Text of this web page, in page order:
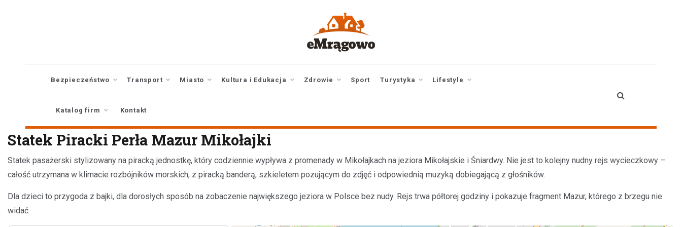
newsy
Bezpieczeństwo Transport Miasto Kultura i Edukacja Zdrowie Sport Turystyka Lifestyle
Katalog firm Kontakt
Statek Piracki Perła Mazur Mikołajki
Statek pasażerski stylizowany na piracką jednostkę, który codziennie wypływa z promenady w Mikołajkach na jeziora Mikołajskie i Śniardwy. Nie jest to kolejny nudny rejs wycieczkowy –
całość utrzymana w klimacie rozbójników morskich, z piracką banderą, szkieletem pozującym do zdjęć i odpowiednią muzyką dobiegającą z głośników.
Dla dzieci to przygoda z bajki, dla dorosłych sposób na zobaczenie największego jeziora w Polsce bez nudy. Rejs trwa półtorej godziny i pokazuje fragment Mazur, którego z brzegu nie
widać.